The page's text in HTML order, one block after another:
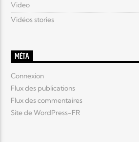
Video
Vidéos stories
MÉTA
Connexion
Flux des publications
Flux des commentaires
Site de WordPress-FR